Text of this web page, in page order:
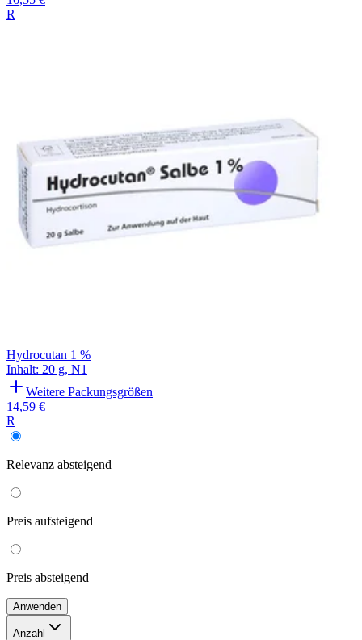
R
Hydrocutan 1 %
Inhalt: 20 g, N1
Weitere Packungsgrößen
14,59 €
R
Relevanz absteigend
Preis aufsteigend
Preis absteigend
Anwenden
Anzahl